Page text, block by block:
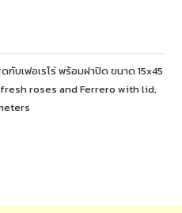
บเฟอเรโร่ พร้อมฝาปิด ขนาด 15x45
roses and Ferrero with lid,